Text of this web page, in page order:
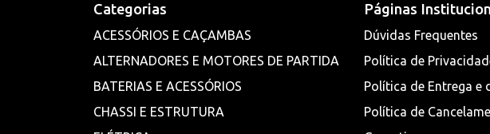
Categorias
ACESSÓRIOS E CAÇAMBAS
ALTERNADORES E MOTORES DE PARTIDA
BATERIAS E ACESSÓRIOS
CHASSI E ESTRUTURA
Páginas
Dúvidas Frequentes
Política de
Política de Entrega e
Política de